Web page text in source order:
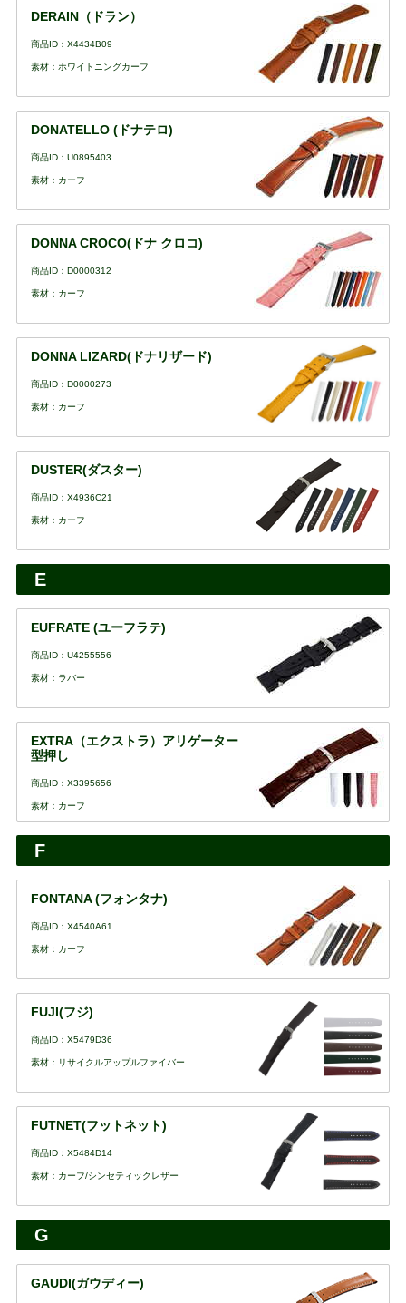
DERAIN（ドラン）
商品ID：X4434B09
素材：ホワイトニングカーフ
DONATELLO (ドナテロ)
商品ID：U0895403
素材：カーフ
DONNA CROCO(ドナ クロコ)
商品ID：D0000312
素材：カーフ
DONNA LIZARD(ドナリザード)
商品ID：D0000273
素材：カーフ
DUSTER(ダスター)
商品ID：X4936C21
素材：カーフ
E
EUFRATE (ユーフラテ)
商品ID：U4255556
素材：ラバー
EXTRA（エクストラ）アリゲーター
型押し
商品ID：X3395656
素材：カーフ
F
FONTANA (フォンタナ)
商品ID：X4540A61
素材：カーフ
FUJI(フジ)
商品ID：X5479D36
素材：リサイクルアップルファイバー
FUTNET(フットネット)
商品ID：X5484D14
素材：カーフ/シンセティックレザー
G
GAUDI(ガウディー)